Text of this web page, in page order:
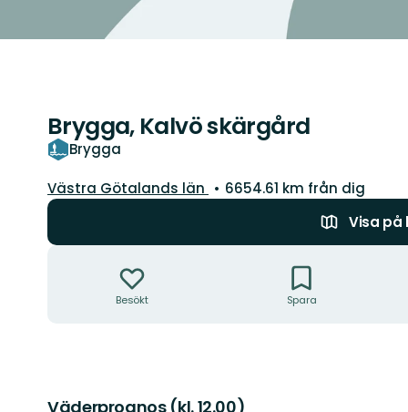
Brygga, Kalvö skärgård
Brygga
Län:
Västra Götalands län
6654.61 km från dig
Visa på
Besökt Spara
Väderprognos (kl. 12.00)